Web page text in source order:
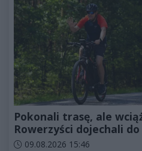
Pokonali trasę, ale
Rowerzyści dojechali
Data dodania artykułu:
09.08.2026 15:46